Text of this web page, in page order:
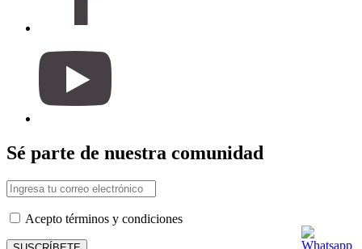
Sé parte de nuestra comunidad
Acepto términos y condiciones